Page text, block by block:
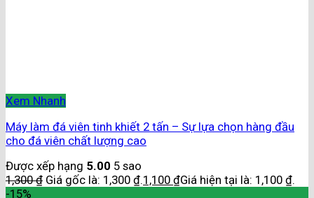
Xem Nhanh
Máy làm đá viên tinh khiết 2 tấn – Sự lựa chọn hàng đầu
cho đá viên chất lượng cao
Được xếp hạng 5.00 5 sao
1,300₫ Giá gốc là: 1,300 ₫.1,100 ₫Giá hiện tại là: 1,100 ₫.
-15%